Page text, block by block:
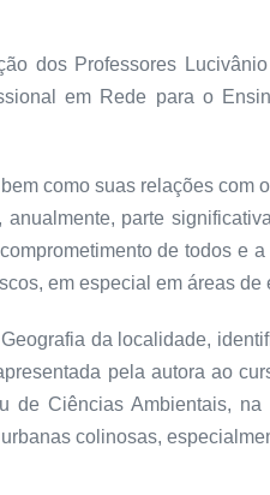
dos Professores
em Rede para o
como suas relações
parte
de todos e
em especial em áreas de
da localidade,
pela autora ao
Ciências Ambientais,
colinosas,